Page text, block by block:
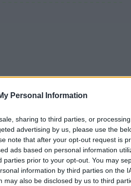
Personal Information
sharing to third parties, or
advertising by us, please use the
note that after your opt-out request is
ads based on personal information
parties prior to your opt-out. You may
information by third parties on the
may also be disclosed by us to third